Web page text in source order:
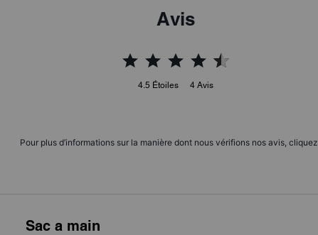
Avis
4.5 Étoiles 4 Avis
Pour plus d’informations sur la manière dont nous vérifions nos avis, cliquez
Sac a main